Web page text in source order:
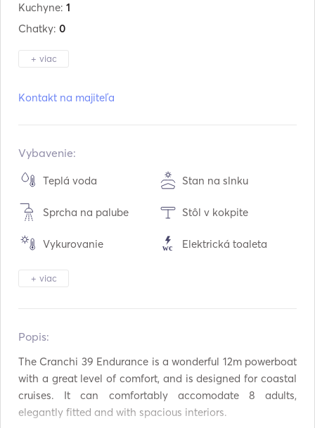
Kuchyne: 1
Chatky: 0
+ viac
Vybavenie v:
Motory:
Spotreba:90 L /hodina
Kapacita vody:
Maximálna cestovná rýchlosť:
Kontakt na majiteľa
Vybavenie:
Teplá voda Stan na slnku
Sprcha na palube Stôl v kokpite
Vykurovanie Elektrická toaleta
Chladnička
Pripojenie USB
Napájací menič
Vybavenie na
šnorchlovanie
+ viac
Popis:
The Cranchi 39 Endurance is a wonderful 12m powerboat
with a great level of comfort, and is designed for coastal
cruises. It can comfortably accomodate 8 adults,
elegantly fitted and with spacious interiors.